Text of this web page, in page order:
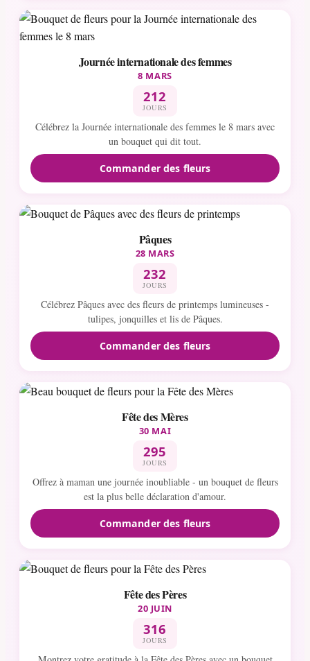
Journée internationale des femmes
8 MARS
212
JOURS
Célébrez la Journée internationale des femmes le 8 mars avec
un bouquet qui dit tout.
Commander des fleurs
Pâques
28 MARS
232
JOURS
Célébrez Pâques avec des fleurs de printemps lumineuses -
tulipes, jonquilles et lis de Pâques.
Commander des fleurs
Fête des Mères
30 MAI
295
JOURS
Offrez à maman une journée inoubliable - un bouquet de fleurs
est la plus belle déclaration d'amour.
Commander des fleurs
Fête des Pères
20 JUIN
316
JOURS